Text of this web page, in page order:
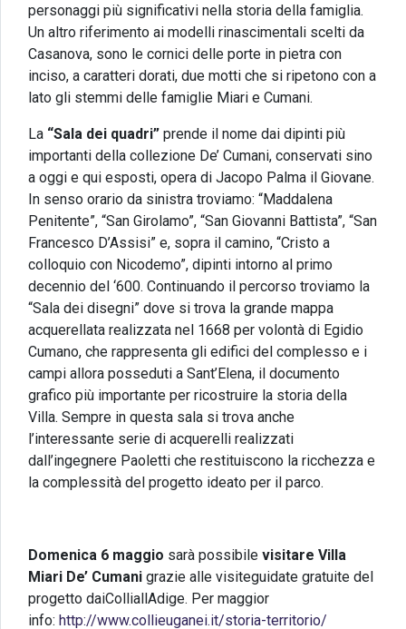
personaggi più significativi nella storia della famiglia.
Un altro riferimento ai modelli rinascimentali scelti da
Casanova, sono le cornici delle porte in pietra con
inciso, a caratteri dorati, due motti che si ripetono con a
lato gli stemmi delle famiglie Miari e Cumani.
La “Sala dei quadri” prende il nome dai dipinti più
importanti della collezione De’ Cumani, conservati sino
a oggi e qui esposti, opera di Jacopo Palma il Giovane.
In senso orario da sinistra troviamo: “Maddalena
Penitente”, “San Girolamo”, “San Giovanni Battista”, “San
Francesco D’Assisi” e, sopra il camino, “Cristo a
colloquio con Nicodemo”, dipinti intorno al primo
decennio del ‘600. Continuando il percorso troviamo la
“Sala dei disegni” dove si trova la grande mappa
acquerellata realizzata nel 1668 per volontà di Egidio
Cumano, che rappresenta gli edifici del complesso e i
campi allora posseduti a Sant’Elena, il documento
grafico più importante per ricostruire la storia della
Villa. Sempre in questa sala si trova anche
l’interessante serie di acquerelli realizzati
dall’ingegnere Paoletti che restituiscono la ricchezza e
la complessità del progetto ideato per il parco.
Domenica 6 maggio sarà possibile visitare Villa
Miari De’ Cumani grazie alle visiteguidate gratuite del
progetto daiColliallAdige. Per maggior
info: http://www.collieuganei.it/storia-territorio/